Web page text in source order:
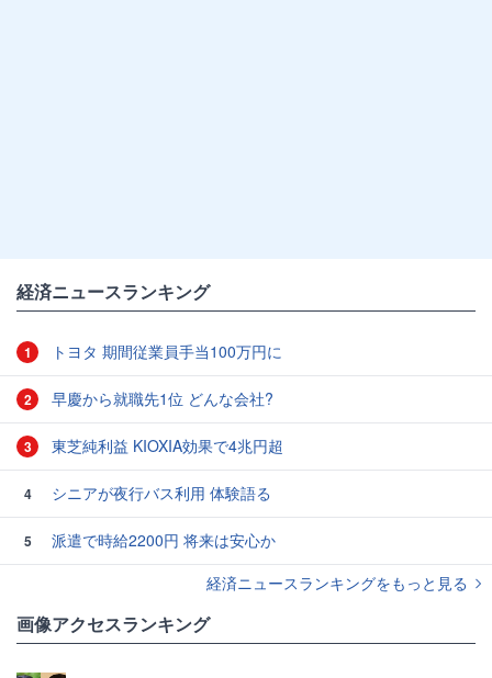
経済ニュースランキング
1 トヨタ 期間従業員手当100万円に
2 早慶から就職先1位 どんな会社?
3 東芝純利益 KIOXIA効果で4兆円超
4 シニアが夜行バス利用 体験語る
5
派遣で時給2200円 将来は安心か
経済ニュースランキングをもっと見る
画像アクセスランキング